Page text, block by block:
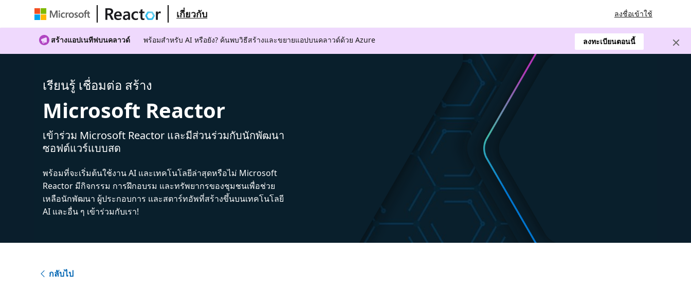
เกี่ยวกับ ลงชื่อเข้าใช้
สร้างแอปเนทีฟบนคลาวด์ พร้อมสําหรับ AI หรือยัง? ค้นพบวิธีสร้างและขยายแอปบนคลาวด์ด้วย Azure ลงทะเบียนตอนนี้
เรียนรู้ เชื่อมต่อ สร้าง
Microsoft Reactor
เข้าร่วม Microsoft Reactor และมีส่วนร่วมกับนักพัฒนา
ซอฟต์แวร์แบบสด
พร้อมที่จะเริ่มต้นใช้งาน AI และเทคโนโลยีล่าสุดหรือไม่ Microsoft
Reactor มีกิจกรรม การฝึกอบรม และทรัพยากรของชุมชนเพื่อช่วย
เหลือนักพัฒนา ผู้ประกอบการ และสตาร์ทอัพที่สร้างขึ้นบนเทคโนโลยี
AI และอื่น ๆ เข้าร่วมกับเรา!
กลับไป